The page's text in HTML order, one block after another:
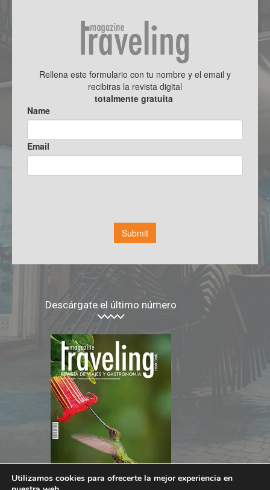
Descárgate el último número
Utilizamos cookies para ofrecerte la mejor experiencia en